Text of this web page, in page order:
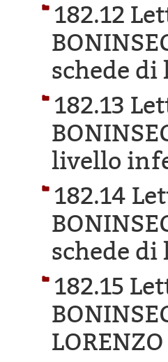
182.12
schede
182.13
livello
182.14
schede
182.15